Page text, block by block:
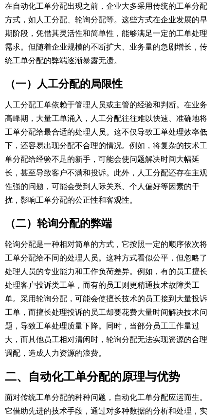
在自动化工单分配出现之前，企业大多采用传统的工单分配
方式，如人工分配、轮询分配等。这些方式在企业发展的早
期阶段，凭借其灵活性和简单性，能够满足一定的工单处理
需求。但随着企业规模的不断扩大、业务量的急剧增长，传
统工单分配的弊端逐渐暴露无遗。​
（一）人工分配的局限性​
人工分配工单依赖于管理人员或主管的经验和判断。在业务
高峰期，大量工单涌入，人工分配往往难以快速、准确地将
工单分配给最合适的处理人员。这不仅导致工单处理效率低
下，还容易出现分配不合理的情况。例如，将复杂的技术工
单分配给经验不足的新手，可能会使问题解决时间大幅延
长，甚至导致客户不满和投诉。此外，人工分配还存在主观
性强的问题，可能会受到人际关系、个人偏好等因素的干
扰，影响工单分配的公正性和客观性。​
（二）轮询分配的弊端​
轮询分配是一种相对简单的方式，它按照一定的顺序依次将
工单分配给不同的处理人员。这种方式看似公平，但忽略了
处理人员的专业能力和工作负荷差异。例如，有的员工擅长
处理客户投诉类工单，而有的员工则更精通技术故障类工
单。采用轮询分配，可能会使擅长技术的员工接到大量投诉
工单，而擅长处理投诉的员工却要花费大量时间解决技术问
题，导致工单处理质量下降。同时，当部分员工工作量过
大，而其他员工相对清闲时，轮询分配无法实现资源的合理
调配，造成人力资源的浪费。​
二、自动化工单分配的原理与优势​
面对传统工单分配的种种问题，自动化工单分配应运而生。
它借助先进的技术手段，通过对多种数据的分析和处理，实